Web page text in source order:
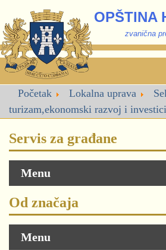
OPŠTINA
zvanična
Početak Lokalna uprava
turizam,ekonomski razvoj i
Servis za građane
Menu
Od značaja
Menu